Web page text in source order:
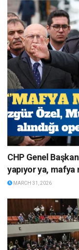
CHP Genel
yapıyor ya, mafya
MARCH 31, 2026